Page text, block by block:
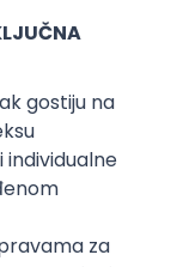
gostiju na
individualne
za